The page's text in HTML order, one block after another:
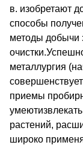
в. изобретают
способы
методы добычи
металлургия
приемы
растений,
широко